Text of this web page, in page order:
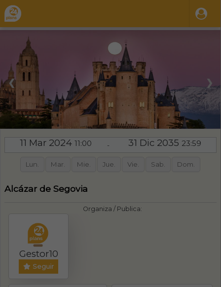
❮ ❯
11 Mar 202411:00 - 31 Dic 2035 23:59
Lun. Mar. Mie. Jue. Vie. Sab. Dom.
Alcázar de Segovia
Organiza / Publica:
Gestor10
Seguir